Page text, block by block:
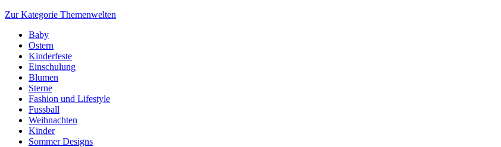
Zur Kategorie Themenwelten
Baby
Ostern
Kinderfeste
Einschulung
Blumen
Sterne
Fashion und Lifestyle
Fussball
Weihnachten
Kinder
Sommer Designs